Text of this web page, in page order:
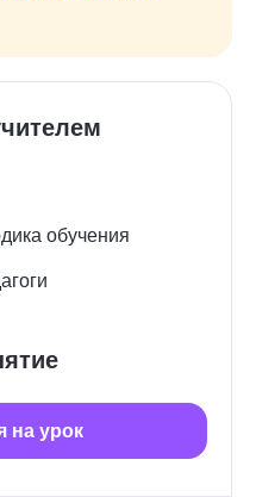
обучения
на урок